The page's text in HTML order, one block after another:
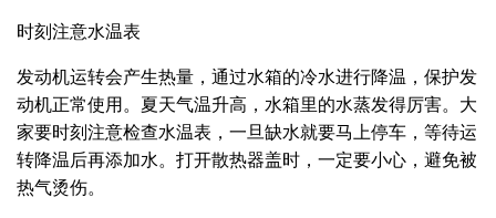
时刻注意水温表
发动机运转会产生热量，通过水箱的冷水进行降温，保护发
动机正常使用。夏天气温升高，水箱里的水蒸发得厉害。大
家要时刻注意检查水温表，一旦缺水就要马上停车，等待运
转降温后再添加水。打开散热器盖时，一定要小心，避免被
热气烫伤。